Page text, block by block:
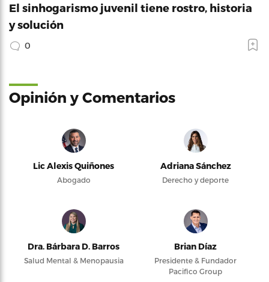
El sinhogarismo juvenil tiene rostro, historia
y solución
0
Opinión y Comentarios
Lic Alexis Quiñones
Abogado
Adriana Sánchez
Derecho y deporte
Dra. Bárbara D. Barros
Salud Mental & Menopausia
Brian Díaz
Presidente & Fundador
Pacifico Group